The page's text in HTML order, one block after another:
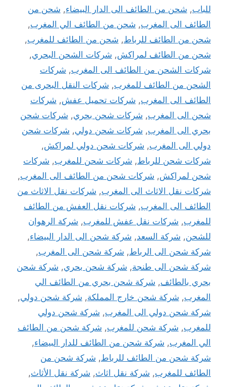
للباب, شحن من الطائف الى الدار البيضاء, شحن من
الطائف الى المغرب, شحن من الطائف الي المغرب,
شحن من الطائف للرباط, شحن من الطائف للمغرب,
شحن من الطائف لمراكش, شركات الشحن البحري,
شركات الشحن من الطائف الى المغرب, شركات
الشحن من الطائف للمغرب, شركات النقل البحرى من
الطائف الى المغرب, شركات تحميل عفش, شركات
شحن الى المغرب, شركات شحن بحري, شركات شحن
بحري الى المغرب, شركات شحن دولي, شركات شحن
دولي الى المغرب, شركات شحن دولي لمراكش,
شركات شحن للرباط, شركات شحن للمغرب, شركات
شحن لمراكش, شركات شحن من الطائف الى المغرب,
شركات نقل الاثاث الى المغرب, شركات نقل الاثاث من
الطائف الى المغرب, شركات نقل العفش من الطائف
للمغرب, شركات نقل عفش للمغرب, شركة الرهوان
للشحن, شركة السعد, شركة شحن الى الدار البيضاء,
شركة شحن الى الرباط, شركة شحن الى المغرب,
شركة شحن الى طنجة, شركة شحن بحري, شركة شحن
بحري بالطائف, شركة شحن بحري من الطائف الي
المغرب, شركة شحن خارج المملكة, شركة شحن دولي,
شركة شحن دولي الى المغرب, شركة شحن دولي
للمغرب, شركة شحن للمغرب, شركة شحن من الطائف
الي المغرب, شركة شحن من الطائف للدار البيضاء,
شركة شحن من الطائف للرباط, شركة شحن من
الطائف للمغرب, شركة نقل اثاث, شركة نقل الأثاث,